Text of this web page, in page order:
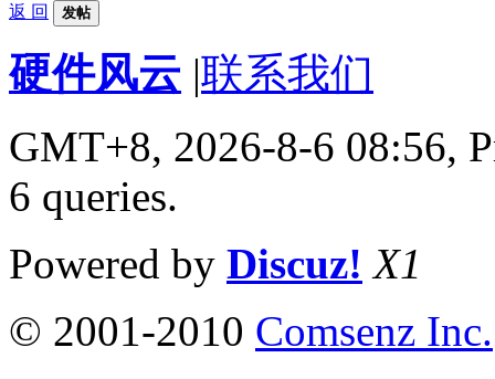
返 回 发帖
硬件风云 |联系我们
GMT+8, 2026-8-6 08:56,
6 queries.
Powered by Discuz! X1
© 2001-2010 Comsenz Inc.